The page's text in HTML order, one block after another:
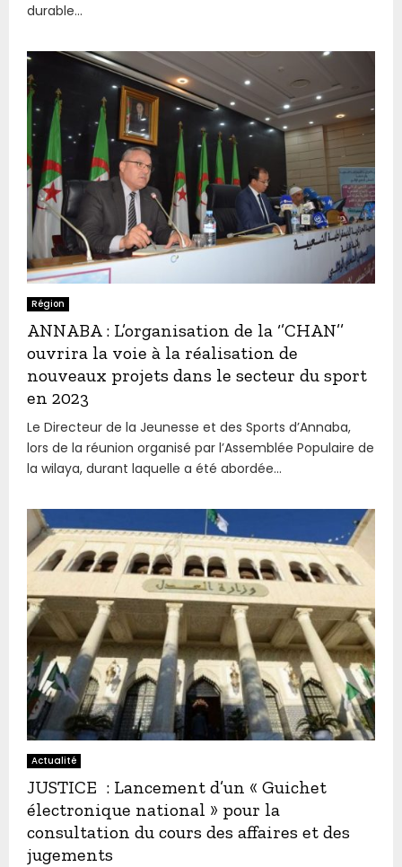
durable...
Région
ANNABA : L’organisation de la ‘’CHAN’’
ouvrira la voie à la réalisation de
nouveaux projets dans le secteur du sport
en 2023
Le Directeur de la Jeunesse et des Sports d’Annaba,
lors de la réunion organisé par l’Assemblée Populaire de
la wilaya, durant laquelle a été abordée...
Actualité
JUSTICE : Lancement d’un « Guichet
électronique national » pour la
consultation du cours des affaires et des
jugements